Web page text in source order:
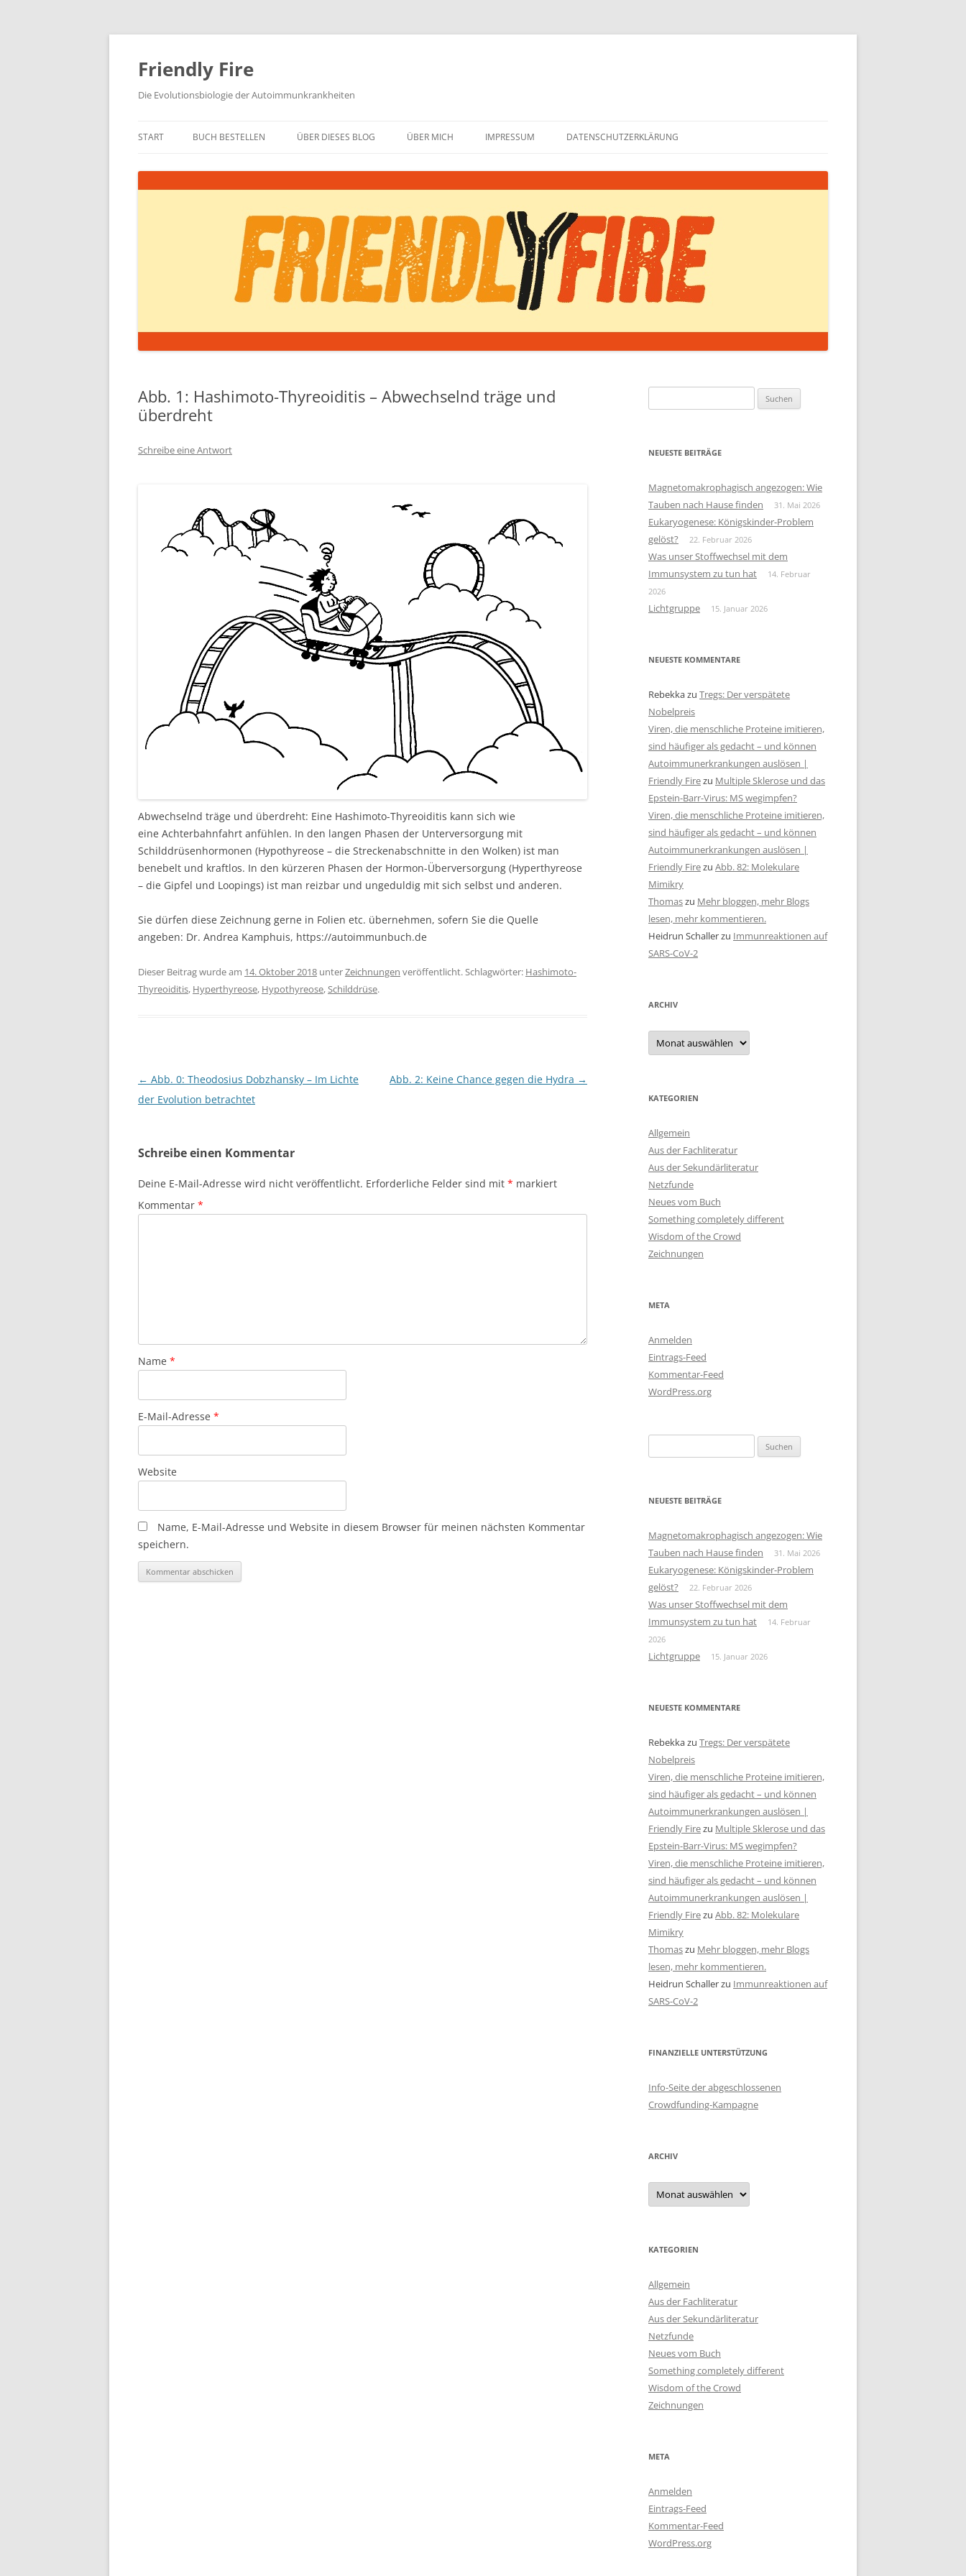
Zum
springen
Friendly Fire
Die Evolutionsbiologie der Autoimmunkrankheiten
START BUCH BESTELLEN ÜBER DIESES BLOG ÜBER MICH IMPRESSUM DATENSCHUTZERKLÄRUNG
Abb. 1: Hashimoto-Thyreoiditis – Abwechselnd träge und
überdreht
Schreibe eine Antwort
Abwechselnd träge und überdreht: Eine Hashimoto-Thyreoiditis kann sich wie
eine Achterbahnfahrt anfühlen. In den langen Phasen der Unterversorgung mit
Schilddrüsenhormonen (Hypothyreose – die Streckenabschnitte in den Wolken) ist man
benebelt und kraftlos. In den kürzeren Phasen der Hormon-Überversorgung (Hyperthyreose
– die Gipfel und Loopings) ist man reizbar und ungeduldig mit sich selbst und anderen.
Sie dürfen diese Zeichnung gerne in Folien etc. übernehmen, sofern Sie die Quelle
angeben: Dr. Andrea Kamphuis, https://autoimmunbuch.de
Dieser Beitrag wurde am 14. Oktober 2018 unterZeichnungen veröffentlicht. Schlagwörter: Hashimoto-
Thyreoiditis, Hyperthyreose, Hypothyreose,Schilddrüse.
Beitragsnavigation
← Abb. 0: Theodosius Dobzhansky – Im Lichte
der Evolution betrachtet
Abb. 2: Keine Chance gegen die Hydra →
Schreibe einen Kommentar
Deine E-Mail-Adresse wird nicht veröffentlicht. Erforderliche Felder sind mit * markiert
Kommentar *
Name *
E-Mail-Adresse *
Website
Name, E-Mail-Adresse und Website in diesem Browser für meinen nächsten Kommentar
speichern.
nach:
NEUESTE BEITRÄGE
Magnetomakrophagisch angezogen: Wie
Tauben nach Hause finden
31. Mai 2026
Eukaryogenese: Königskinder-Problem
gelöst?
22. Februar 2026
Was unser Stoffwechsel mit dem
Immunsystem zu tun hat
14. Februar
2026
Lichtgruppe 15. Januar 2026
NEUESTE KOMMENTARE
Rebekkazu Tregs: Der verspätete
Nobelpreis
Viren, die menschliche Proteine imitieren,
sind häufiger als gedacht – und können
Autoimmunerkrankungen auslösen |
Friendly Firezu Multiple Sklerose und das
Epstein-Barr-Virus: MS wegimpfen?
Viren, die menschliche Proteine imitieren,
sind häufiger als gedacht – und können
Autoimmunerkrankungen auslösen |
Friendly Firezu Abb. 82: Molekulare
Mimikry
Thomaszu Mehr bloggen, mehr Blogs
lesen, mehr kommentieren.
Heidrun Schallerzu Immunreaktionen auf
SARS-CoV-2
ARCHIV
Archiv
KATEGORIEN
Allgemein
Aus der Fachliteratur
Aus der Sekundärliteratur
Netzfunde
Neues vom Buch
Something completely different
Wisdom of the Crowd
Zeichnungen
META
Anmelden
Eintrags-Feed
Kommentar-Feed
WordPress.org
nach:
NEUESTE BEITRÄGE
Magnetomakrophagisch angezogen: Wie
Tauben nach Hause finden
31. Mai 2026
Eukaryogenese: Königskinder-Problem
gelöst?
22. Februar 2026
Was unser Stoffwechsel mit dem
Immunsystem zu tun hat
14. Februar
2026
Lichtgruppe 15. Januar 2026
NEUESTE KOMMENTARE
Rebekkazu Tregs: Der verspätete
Nobelpreis
Viren, die menschliche Proteine imitieren,
sind häufiger als gedacht – und können
Autoimmunerkrankungen auslösen |
Friendly Firezu Multiple Sklerose und das
Epstein-Barr-Virus: MS wegimpfen?
Viren, die menschliche Proteine imitieren,
sind häufiger als gedacht – und können
Autoimmunerkrankungen auslösen |
Friendly Firezu Abb. 82: Molekulare
Mimikry
Thomaszu Mehr bloggen, mehr Blogs
lesen, mehr kommentieren.
Heidrun Schallerzu Immunreaktionen auf
SARS-CoV-2
FINANZIELLE UNTERSTÜTZUNG
Info-Seite der abgeschlossenen
Crowdfunding-Kampagne
ARCHIV
Archiv
KATEGORIEN
Allgemein
Aus der Fachliteratur
Aus der Sekundärliteratur
Netzfunde
Neues vom Buch
Something completely different
Wisdom of the Crowd
Zeichnungen
META
Anmelden
Eintrags-Feed
Kommentar-Feed
WordPress.org